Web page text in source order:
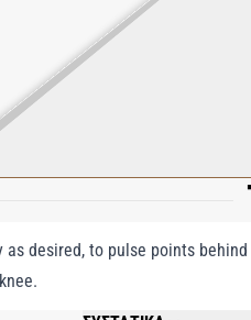
as desired, to pulse points